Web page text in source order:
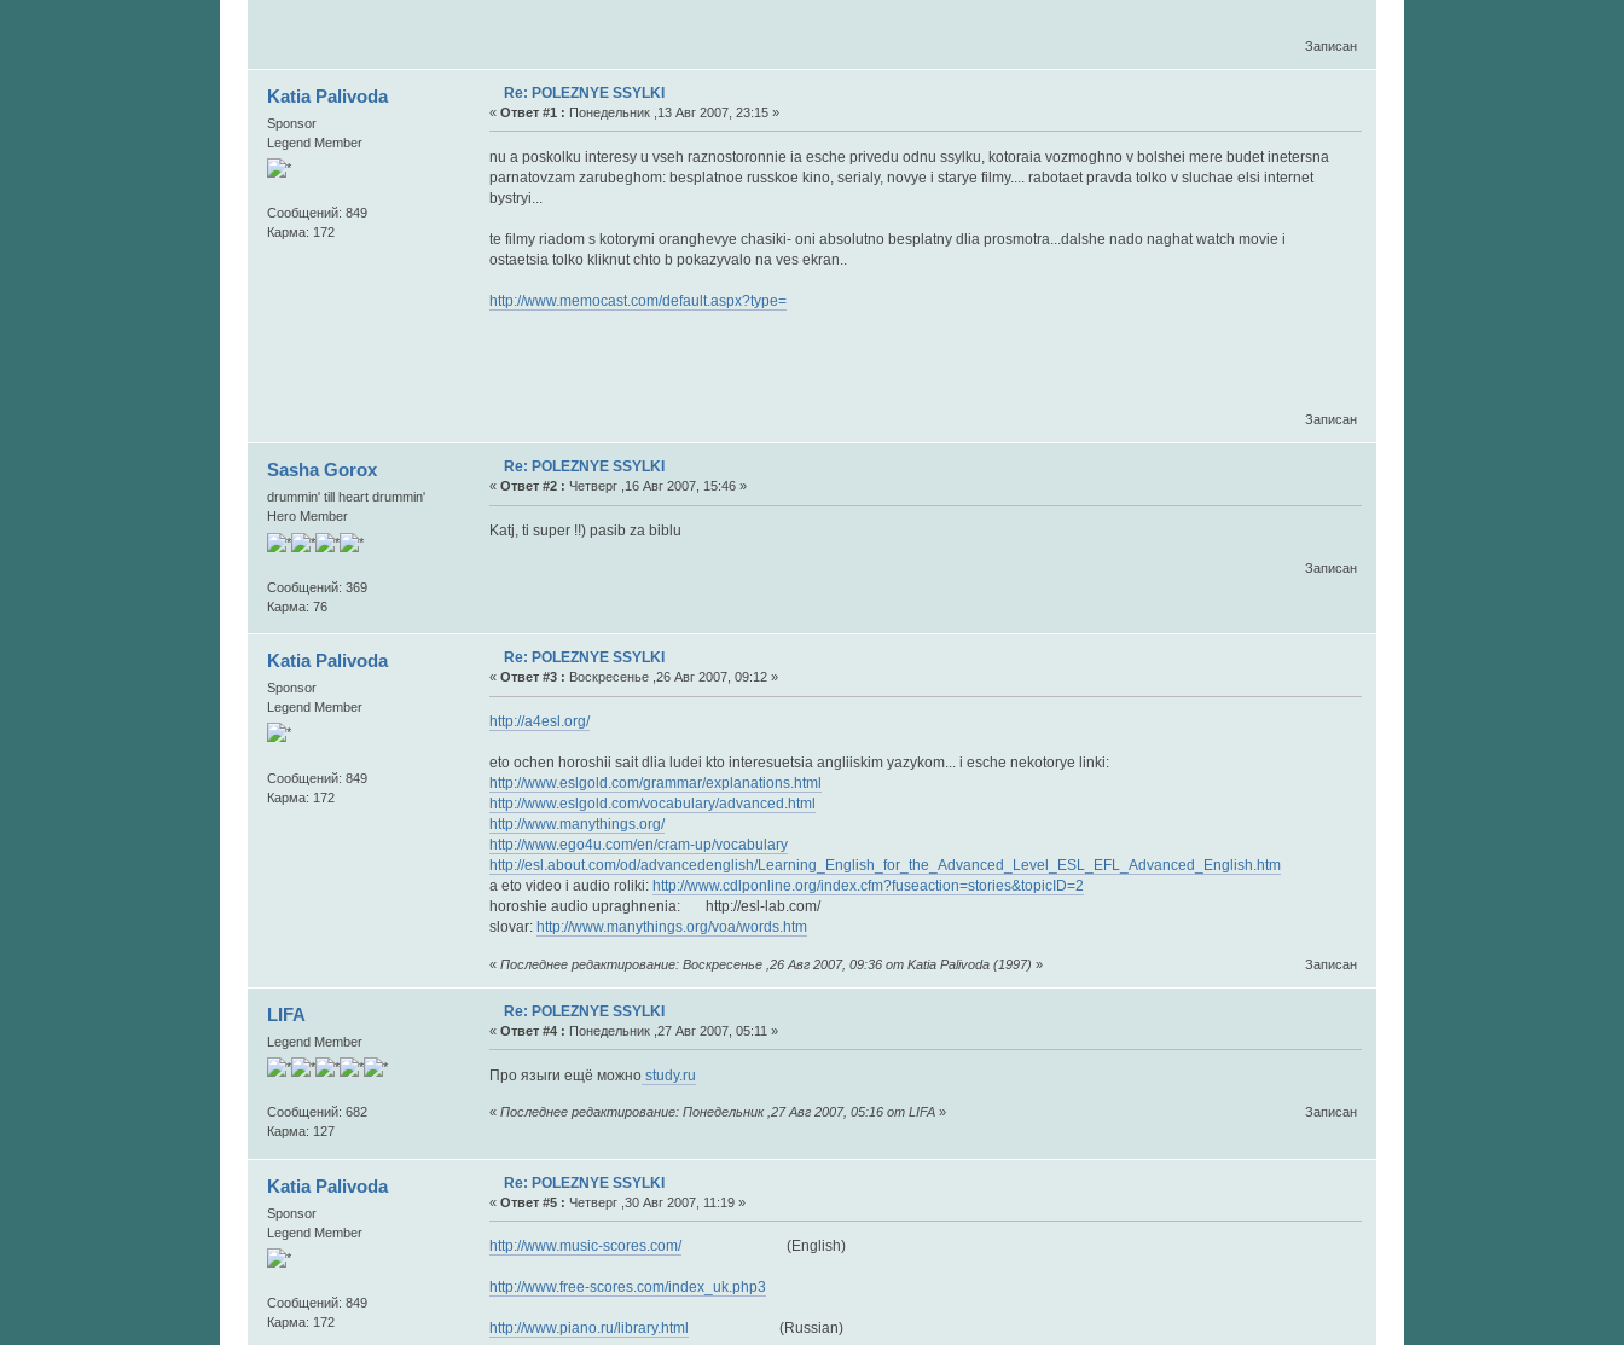
Записан
Katia Palivoda
Sponsor
Legend Member
Сообщений: 849
Карма: 172
Re: POLEZNYE SSYLKI
« Ответ #1 : Понедельник ,13 Авг 2007, 23:15 »
nu a poskolku interesy u vseh raznostoronnie ia esche privedu odnu ssylku, kotoraia vozmoghno v bolshei mere budet inetersna
parnatovzam zarubeghom: besplatnoe russkoe kino, serialy, novye i starye filmy.... rabotaet pravda tolko v sluchae elsi internet
bystryi...
te filmy riadom s kotorymi oranghevye chasiki- oni absolutno besplatny dlia prosmotra...dalshe nado naghat watch movie i
ostaetsia tolko kliknut chto b pokazyvalo na ves ekran..
http://www.memocast.com/default.aspx?type=
Записан
Sasha Gorox
drummin' till heart drummin'
Hero Member
Сообщений: 369
Карма: 76
Re: POLEZNYE SSYLKI
« Ответ #2 : Четверг ,16 Авг 2007, 15:46 »
Katj, ti super !!) pasib za biblu
Записан
Katia Palivoda
Sponsor
Legend Member
Сообщений: 849
Карма: 172
Re: POLEZNYE SSYLKI
« Ответ #3 : Воскресенье ,26 Авг 2007, 09:12 »
http://a4esl.org/
eto ochen horoshii sait dlia ludei kto interesuetsia angliiskim yazykom... i esche nekotorye linki:
http://www.eslgold.com/grammar/explanations.html
http://www.eslgold.com/vocabulary/advanced.html
http://www.manythings.org/
http://www.ego4u.com/en/cram-up/vocabulary
http://esl.about.com/od/advancedenglish/Learning_English_for_the_Advanced_Level_ESL_EFL_Advanced_English.htm
a eto video i audio roliki: http://www.cdlponline.org/index.cfm?fuseaction=stories&topicID=2
horoshie audio upraghnenia: http://esl-lab.com/
slovar: http://www.manythings.org/voa/words.htm
« Последнее редактирование: Воскресенье ,26 Авг 2007, 09:36 от Katia Palivoda (1997) » Записан
LIFA
Legend Member
Сообщений: 682
Карма: 127
Re: POLEZNYE SSYLKI
« Ответ #4 : Понедельник ,27 Авг 2007, 05:11 »
Про языrи ещё можно study.ru
« Последнее редактирование: Понедельник ,27 Авг 2007, 05:16 от LIFA» Записан
Katia Palivoda
Sponsor
Legend Member
Сообщений: 849
Карма: 172
Re: POLEZNYE SSYLKI
« Ответ #5 : Четверг ,30 Авг 2007, 11:19 »
http://www.music-scores.com/(English)
http://www.free-scores.com/index_uk.php3
http://www.piano.ru/library.html (Russian)